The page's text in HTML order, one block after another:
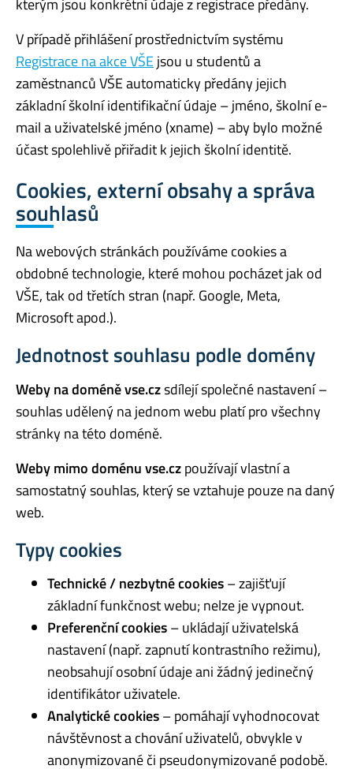
V případě přihlášení prostřednictvím systému
Registrace na akce VŠEjsou u studentů a
zaměstnanců VŠE automaticky předány jejich
základní školní identifikační údaje – jméno, školní e-
mail a uživatelské jméno (xname) – aby bylo možné
účast spolehlivě přiřadit k jejich školní identitě.
Cookies, externí obsahy a správa
souhlasů
Na webových stránkách používáme cookies a
obdobné technologie, které mohou pocházet jak od
VŠE, tak od třetích stran (např. Google, Meta,
Microsoft apod.).
Jednotnost souhlasu podle domény
Weby na doméně vse.czsdílejí společné nastavení –
souhlas udělený na jednom webu platí pro všechny
stránky na této doméně.
Weby mimo doménu vse.czpoužívají vlastní a
samostatný souhlas, který se vztahuje pouze na daný
web.
Typy cookies
Technické / nezbytné cookies– zajišťují
základní funkčnost webu; nelze je vypnout.
Preferenční cookies– ukládají uživatelská
nastavení (např. zapnutí kontrastního režimu),
neobsahují osobní údaje ani žádný jedinečný
identifikátor uživatele.
Analytické cookies– pomáhají vyhodnocovat
návštěvnost a chování uživatelů, obvykle v
anonymizované či pseudonymizované podobě.